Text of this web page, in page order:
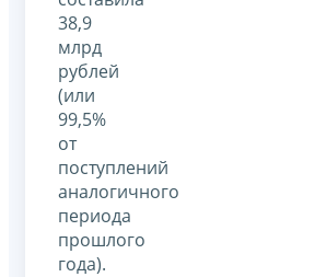
38,9
млрд
рублей
(или
99,5%
от
поступлений
аналогичного
периода
прошлого
года).